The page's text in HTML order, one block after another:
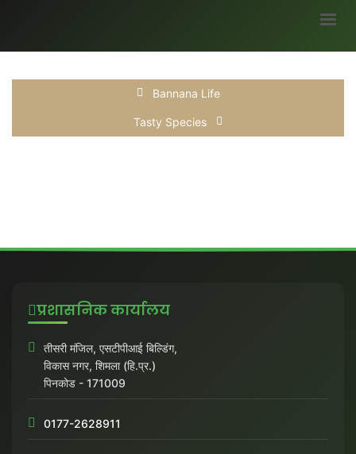
मुख्यपृष्ठ
ब्लॉग
मौसम जानकारी
सरकारी योजनाएं
LOGIN
ENGLISH
Bannana Life
Tasty Species
प्रशासनिक कार्यालय
तीसरी मंजिल, एसटीपीआई बिल्डिंग,
विकास नगर, शिमला (हि.प्र.)
पिनकोड - 171009
0177-2628911